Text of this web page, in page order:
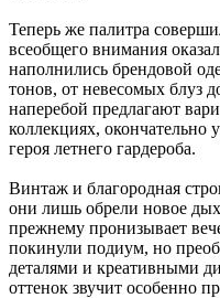
Теперь же палитра
всеобщего внимания
наполнились брендовой
тонов, от невесомых блуз
наперебой предлагают
коллекциях, окончательно
героя летнего гардероба.
Винтаж и благородная
они лишь обрели новое
прежнему пронизывает
покинули подиум, но
деталями и креативными
оттенок звучит особенно